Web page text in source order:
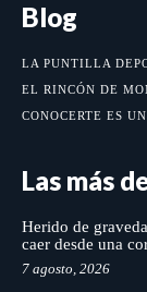
Blog
LA PUNTILLA
EL RINCÓN DE
CONOCERTE ES
Las más
Herido de
caer desde una
7 agosto, 2026